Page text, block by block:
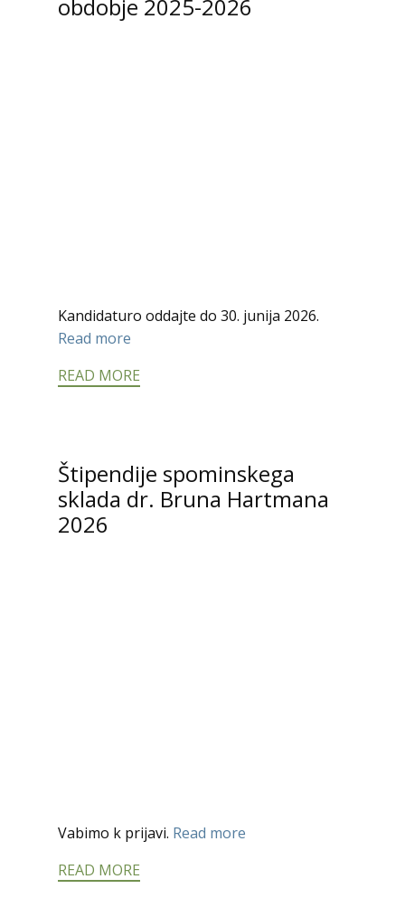
obdobje 2025-2026
Kandidaturo oddajte do 30. junija 2026.
Read more
READ MORE
Štipendije spominskega
sklada dr. Bruna Hartmana
2026
Vabimo k prijavi. Read more
READ MORE